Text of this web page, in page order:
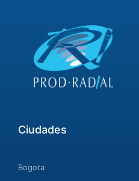
Ciudades
Bogota